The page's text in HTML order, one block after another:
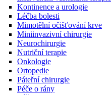
ambulance
ambulance jsou tu
a město, které potřebujete, a
Kontinence a urologie
Léčba bolesti
Mimotělní očišťování krve
Miniinvazivní chirurgie
Neurochirurgie
Nutriční terapie
Onkologie
Ortopedie
Páteřní chirurgie
Péče o rány